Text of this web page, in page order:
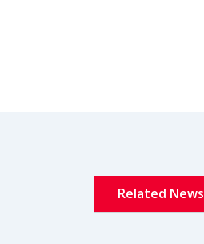
Related News